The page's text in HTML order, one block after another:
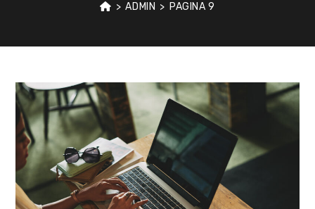
> ADMIN > PAGINA 9